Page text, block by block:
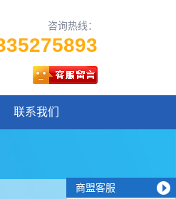
咨询热线：
联系我们
商盟客服